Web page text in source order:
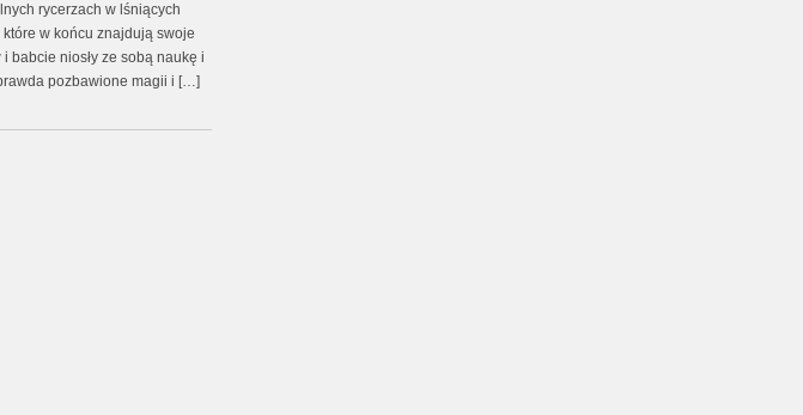
rycerzach w lśniących
w końcu znajdują swoje
babcie niosły ze sobą naukę i
pozbawione magii i […]